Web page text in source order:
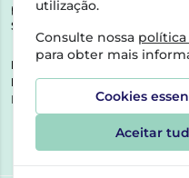
podem ser entregues nos
Sesimbra, Oeiras e Lisboa.
Direção Técnica:
Dra.
NIPC:513064133 | ASPAS E
Rua dos Castanheiros 5 AB
utilização.
Consulte nossa política
para obter mais
Cookies
Aceitar